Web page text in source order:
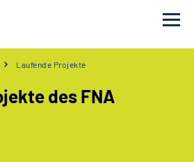
Laufende Projekte
des FNA